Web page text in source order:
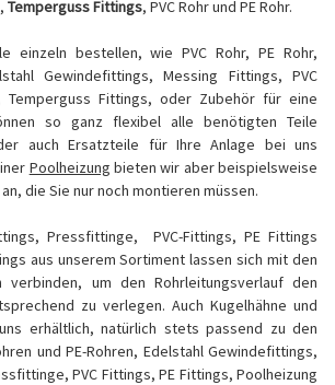
Temperguss Fittings, PVC Rohr und PE Rohr.
einzeln bestellen, wie PVC Rohr, PE Rohr,
Gewindefittings, Messing Fittings, PVC
Temperguss Fittings, oder Zubehör für eine
so ganz flexibel alle benötigten Teile
auch Ersatzteile für Ihre Anlage bei uns
Poolheizung bieten wir aber beispielsweise
die Sie nur noch montieren müssen.
Pressfittinge, PVC-Fittings, PE Fittings
aus unserem Sortiment lassen sich mit den
verbinden, um den Rohrleitungsverlauf den
zu verlegen. Auch Kugelhähne und
erhältlich, natürlich stets passend zu den
und PE-Rohren, Edelstahl Gewindefittings,
PVC Fittings, PE Fittings, Poolheizung